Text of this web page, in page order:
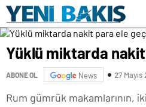
Yüklü miktarda
ABONE OL News 27
Rum gümrük makamlarının,